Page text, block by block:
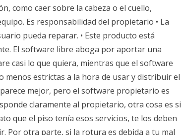
como caer sobre la cabeza o el cuello,
Es responsabilidad del propietario • La
pueda reparar. • Este producto está
El software libre aboga por aportar una
casi lo que quiera, mientras que el software
estrictas a la hora de usar y distribuir el
mejor, pero el software propietario es
claramente al propietario, otra cosa es si
que el piso tenía esos servicios, te los deben
Por otra parte, si la rotura es debida a tu mal